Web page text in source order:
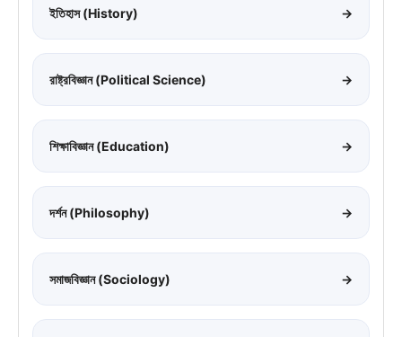
ইতিহাস (History) →
রাষ্ট্রবিজ্ঞান (Political Science) →
শিক্ষাবিজ্ঞান (Education) →
দর্শন (Philosophy) →
সমাজবিজ্ঞান (Sociology) →